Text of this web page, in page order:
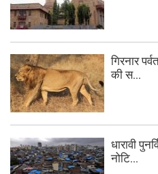
गिरनार
की स...
धारावी
नोटि...